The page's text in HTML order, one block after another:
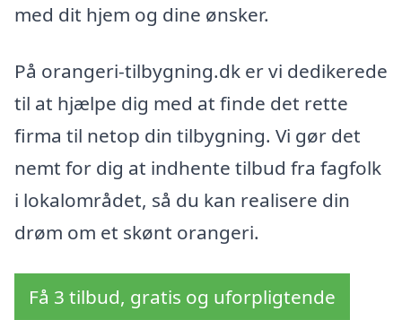
med dit hjem og dine ønsker.
På orangeri-tilbygning.dk er vi dedikerede
til at hjælpe dig med at finde det rette
firma til netop din tilbygning. Vi gør det
nemt for dig at indhente tilbud fra fagfolk
i lokalområdet, så du kan realisere din
drøm om et skønt orangeri.
Få 3 tilbud, gratis og uforpligtende